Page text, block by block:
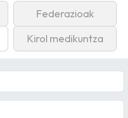
Federazioak
Kirol medikuntza